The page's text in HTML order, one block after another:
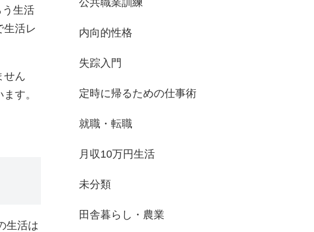
生活
生活レ
せん
す。
生活は
公共職業訓練
内向的性格
失踪入門
定時に帰るための仕事術
就職・転職
月収10万円生活
未分類
田舎暮らし・農業